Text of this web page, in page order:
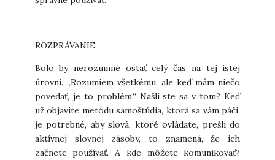
ROZPRÁVANIE
Bolo by nerozumné ostať celý čas na tej istej
úrovni. „Rozumiem všetkému, ale keď mám niečo
povedať, je to problém.“ Našli ste sa v tom? Keď
už objavíte metódu samoštúdia, ktorá sa vám páči,
je potrebné, aby slová, ktoré ovládate, prešli do
aktívnej slovnej zásoby, to znamená, že ich
začnete používať. A kde môžete komunikovať?